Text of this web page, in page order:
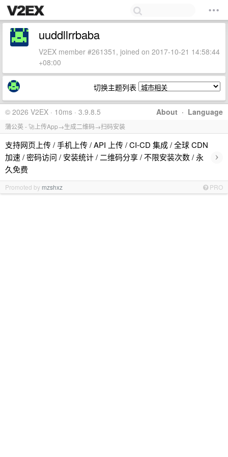
uuddllrrbaba
V2EX member #261351, joined on 2017-10-21 14:58:44
+08:00
切换主题列表
About · Language
© 2026 V2EX · 10ms · 3.9.8.5
蒲公英 - 🚀上传App→生成二维码→扫码安装
支持网页上传 / 手机上传 / API 上传 / CI-CD 集成 / 全球 CDN
加速 / 密码访问 / 安装统计 / 二维码分享 / 不限安装次数 / 永
久免费
›
Promoted by mzshxz PRO